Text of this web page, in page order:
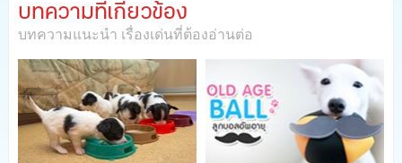
บทความที่เกี่ยวข้อง
บทความแนะนำ เรื่องเด่นที่ต้องอ่านต่อ